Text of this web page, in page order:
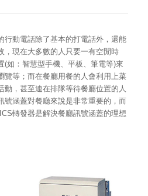
行動電話除了基本的打電話外，還能
，現在大多數的人只要一有空閒時
(如：智慧型手機、平板、筆電等)來
覽等；而在餐廳用餐的人會利用上菜
動，甚至連在排隊等待餐廳位置的人
號涵蓋對餐廳來說是非常重要的，而
轉發器是解決餐廳訊號涵蓋的理想